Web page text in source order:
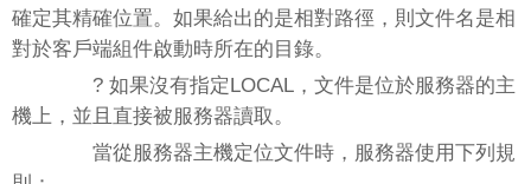
確定其精確位置。如果給出的是相對路徑，則文件名是相
對於客戶端組件啟動時所在的目錄。
? 如果沒有指定LOCAL，文件是位於服務器的主
機上，並且直接被服務器讀取。
當從服務器主機定位文件時，服務器使用下列規